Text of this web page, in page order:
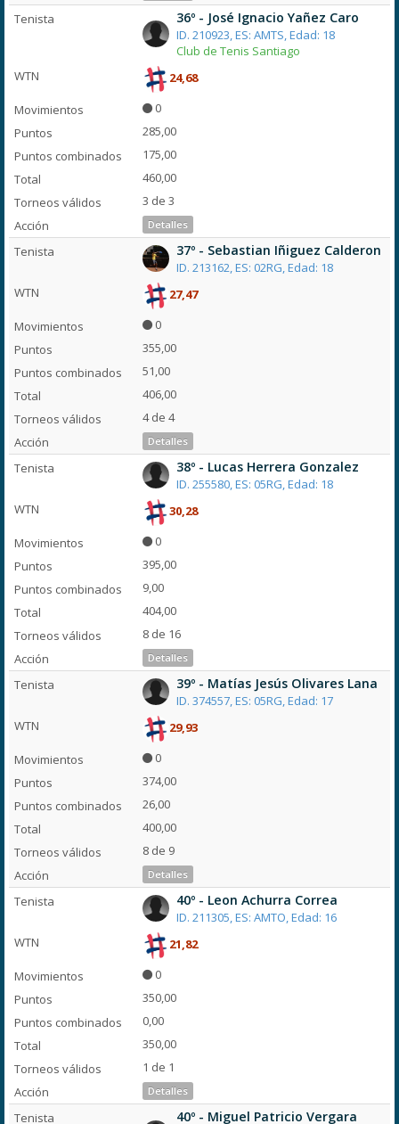
36º - José Ignacio Yañez Caro
ID. 210923, ES: AMTS, Edad: 18
Club de Tenis Santiago
24,68
0
285,00
175,00
460,00
3 de 3
Detalles
37º - Sebastian Iñiguez Calderon
ID. 213162, ES: 02RG, Edad: 18
27,47
0
355,00
51,00
406,00
4 de 4
Detalles
38º - Lucas Herrera Gonzalez
ID. 255580, ES: 05RG, Edad: 18
30,28
0
395,00
9,00
404,00
8 de 16
Detalles
39º - Matías Jesús Olivares Lana
ID. 374557, ES: 05RG, Edad: 17
29,93
0
374,00
26,00
400,00
8 de 9
Detalles
40º - Leon Achurra Correa
ID. 211305, ES: AMTO, Edad: 16
21,82
0
350,00
0,00
350,00
1 de 1
Detalles
40º - Miguel Patricio Vergara